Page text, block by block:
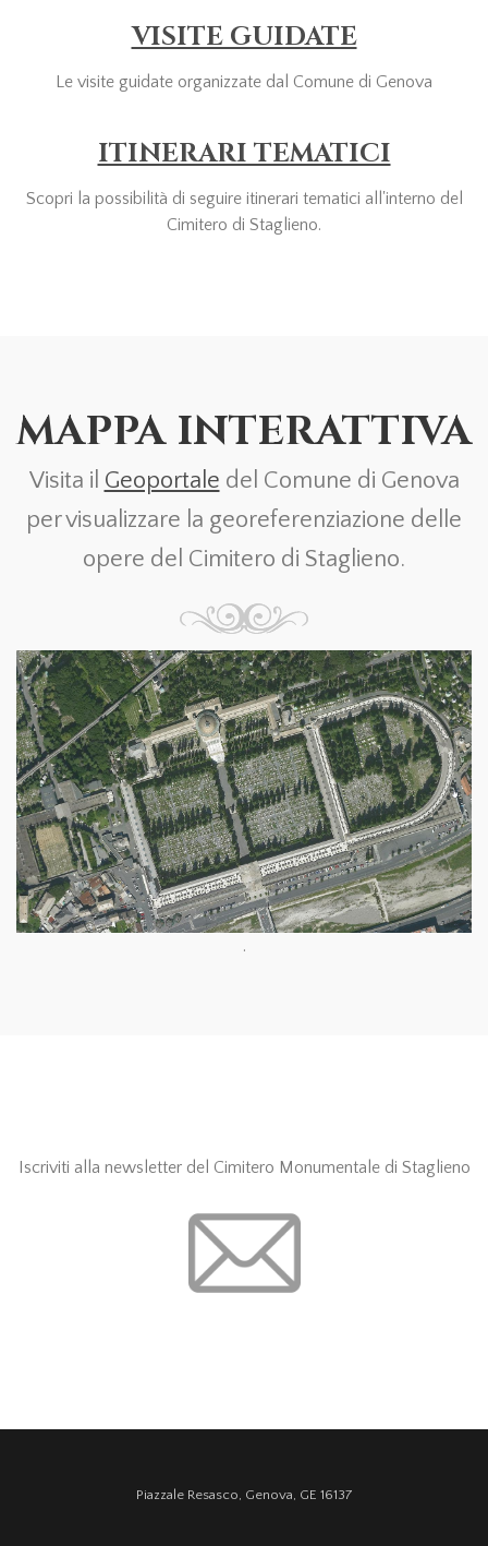
VISITE GUIDATE
Le visite guidate organizzate dal Comune di Genova
ITINERARI TEMATICI
Scopri la possibilità di seguire itinerari tematici all'interno del
Cimitero di Staglieno.
MAPPA INTERATTIVA
Visita il Geoportale del Comune di Genova
per visualizzare la georeferenziazione delle
opere del Cimitero di Staglieno.
.
Iscriviti alla newsletter del Cimitero Monumentale di Staglieno
Piazzale Resasco, Genova, GE 16137